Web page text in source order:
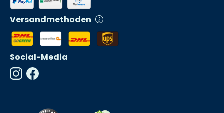
Versandmethoden
Social-Media